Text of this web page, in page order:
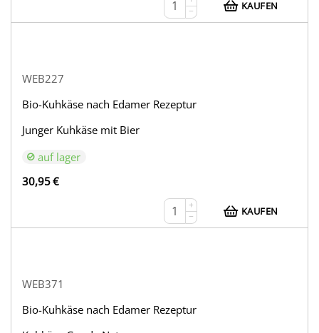
−
KAUFEN
WEB227
Bio-Kuhkäse nach Edamer Rezeptur
Junger Kuhkäse mit Bier
auf lager
30,95€
+
−
KAUFEN
WEB371
Bio-Kuhkäse nach Edamer Rezeptur